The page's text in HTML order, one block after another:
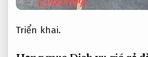
Triển khai.